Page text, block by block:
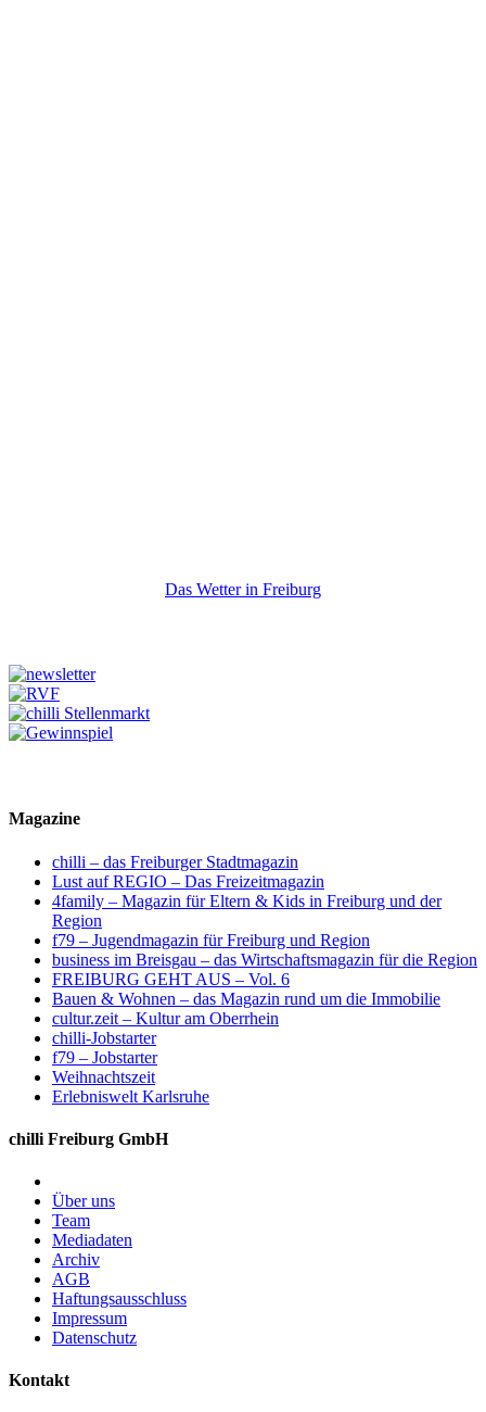
Das Wetter in Freiburg
Magazine
chilli – das Freiburger Stadtmagazin
Lust auf REGIO – Das Freizeitmagazin
4family – Magazin für Eltern & Kids in Freiburg und der
Region
f79 – Jugendmagazin für Freiburg und Region
business im Breisgau – das Wirtschaftsmagazin für die Region
FREIBURG GEHT AUS – Vol. 6
Bauen & Wohnen – das Magazin rund um die Immobilie
cultur.zeit – Kultur am Oberrhein
chilli-Jobstarter
f79 – Jobstarter
Weihnachtszeit
Erlebniswelt Karlsruhe
chilli Freiburg GmbH
Über uns
Team
Mediadaten
Archiv
AGB
Haftungsausschluss
Impressum
Datenschutz
Kontakt